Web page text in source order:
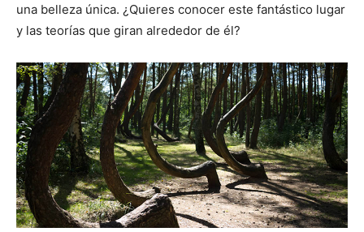
una belleza única. ¿Quieres conocer este fantástico lugar
y las teorías que giran alrededor de él?